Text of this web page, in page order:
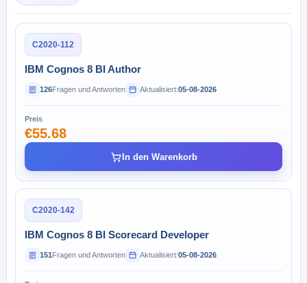
C2020-112
IBM Cognos 8 BI Author
126Fragen und Antworten Aktualisiert:05-08-2026
Preis
€55.68
In den Warenkorb
C2020-142
IBM Cognos 8 BI Scorecard Developer
151Fragen und Antworten Aktualisiert:05-08-2026